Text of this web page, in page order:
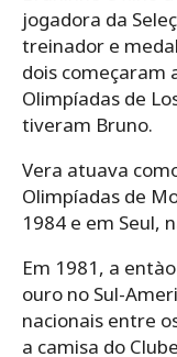
jogadora da
treinador e
dois começaram
Olimpíadas de
tiveram Bruno.
Vera atuava
Olimpíadas de
1984 e em Seul,
Em 1981, a
ouro no Sul-
nacionais entre
a camisa do